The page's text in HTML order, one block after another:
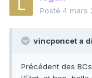
Posté 4 mars
vincponcet a
Précédent des